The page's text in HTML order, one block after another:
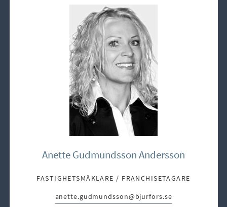
Anette Gudmundsson Andersson
FASTIGHETSMÄKLARE / FRANCHISETAGARE
E-post:
anette.gudmundsson@bjurfors.se